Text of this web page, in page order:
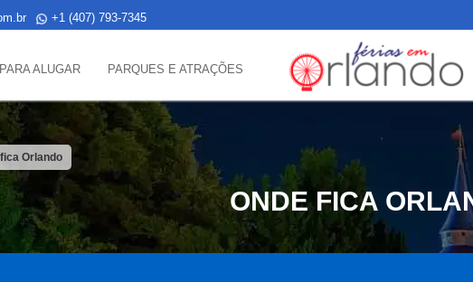
+1 (407) 793-7345
ALUGAR PARQUES E ATRAÇÕES
Orlando
ONDE FICA